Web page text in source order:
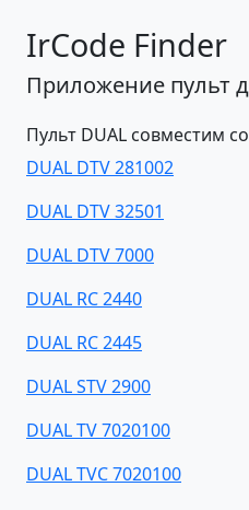
IrCode Finder
Приложение пульт
Пульт DUAL совместим
DUAL DTV 281002
DUAL DTV 32501
DUAL DTV 7000
DUAL RC 2440
DUAL RC 2445
DUAL STV 2900
DUAL TV 7020100
DUAL TVC 7020100